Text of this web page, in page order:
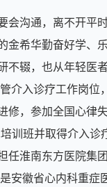
会沟通，离不开平
金希华勤奋好学、
不辍，也从年轻医
介入诊疗工作岗位
修，参加全国心律
训班并取得介入诊
任淮南东方医院集
安徽省心内科重症